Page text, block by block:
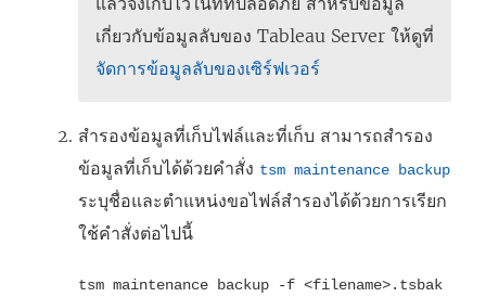
เกี่ยวกับข้อมูลลับของ Tableau Server ให้ดูที่
จัดการข้อมูลลับของเซิร์ฟเวอร์
สำรองข้อมูลที่เก็บไฟล์และที่เก็บ สามารถสำรอง
ข้อมูลที่เก็บได้ด้วยคำสั่ง tsm maintenance backup
ระบุชื่อและตำแหน่งขอไฟล์สำรองได้ด้วยการเรียก
ใช้คำสั่งต่อไปนี้
tsm maintenance backup -f <filename>.tsbak